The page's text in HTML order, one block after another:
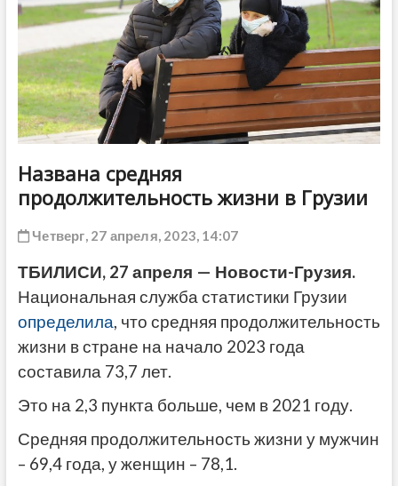
Названа средняя
продолжительность жизни в Грузии
Четверг, 27 апреля, 2023, 14:07
ТБИЛИСИ, 27 апреля — Новости-Грузия.
Национальная служба статистики Грузии
определила, что средняя продолжительность
жизни в стране на начало 2023 года
составила 73,7 лет.
Это на 2,3 пункта больше, чем в 2021 году.
Средняя продолжительность жизни у мужчин
– 69,4 года, у женщин – 78,1.